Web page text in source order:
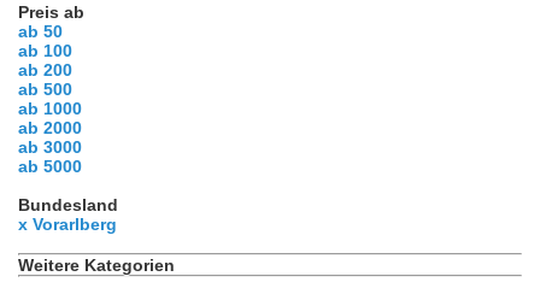
Preis ab
ab 50
ab 100
ab 200
ab 500
ab 1000
ab 2000
ab 3000
ab 5000
Bundesland
x Vorarlberg
Weitere Kategorien